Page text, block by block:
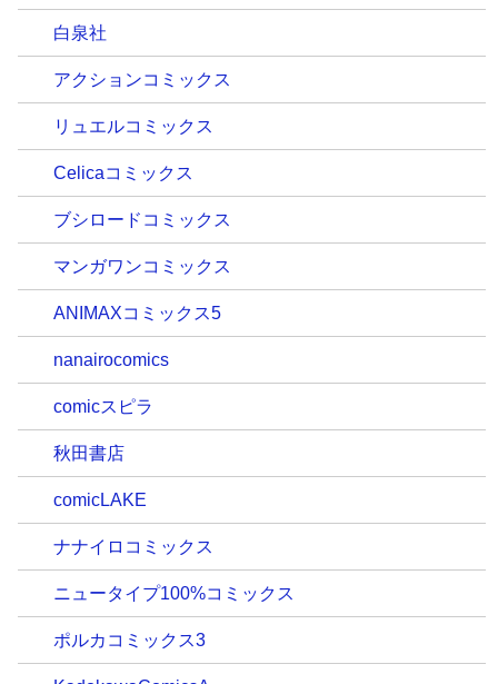
白泉社
アクションコミックス
リュエルコミックス
Celicaコミックス
ブシロードコミックス
マンガワンコミックス
ANIMAXコミックス5
nanairocomics
comicスピラ
秋田書店
comicLAKE
ナナイロコミックス
ニュータイプ100%コミックス
ポルカコミックス3